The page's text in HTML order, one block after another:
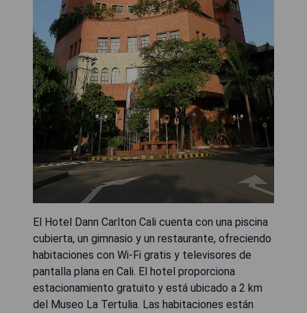
El Hotel Dann Carlton Cali cuenta con una piscina
cubierta, un gimnasio y un restaurante, ofreciendo
habitaciones con Wi-Fi gratis y televisores de
pantalla plana en Cali. El hotel proporciona
estacionamiento gratuito y está ubicado a 2 km
del Museo La Tertulia. Las habitaciones están